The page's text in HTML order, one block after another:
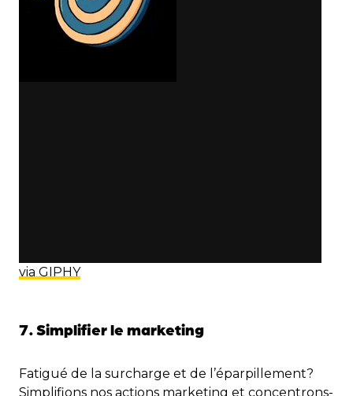
via GIPHY
7. Simplifier le marketing
Fatigué de la surcharge et de l’éparpillement?
Simplifions nos actions marketing et concentrons-